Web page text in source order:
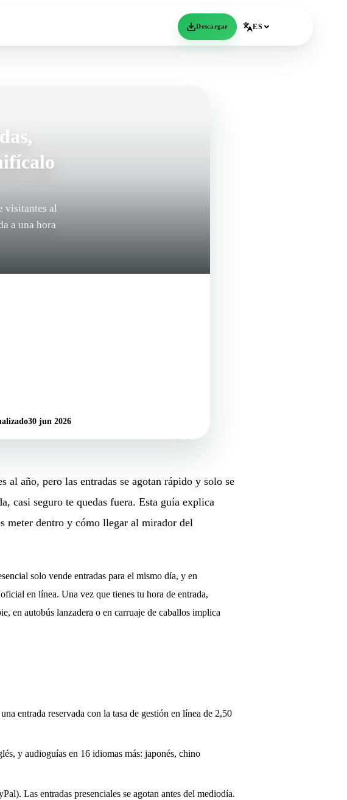
Descargar ES
visitantes al
a una hora
30 jun 2026
año, pero las entradas se agotan rápido y solo se
casi seguro te quedas fuera. Esta guía explica
meter dentro y cómo llegar al mirador del
solo vende entradas para el mismo día, y en
en línea. Una vez que tienes tu hora de entrada,
en autobús lanzadera o en carruaje de caballos implica
entrada reservada con la tasa de gestión en línea de 2,50
y audioguías en 16 idiomas más: japonés, chino
Las entradas presenciales se agotan antes del mediodía.